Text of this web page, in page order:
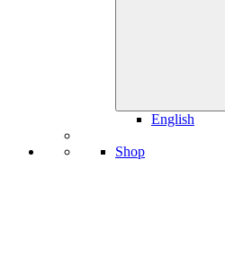
English
Shop